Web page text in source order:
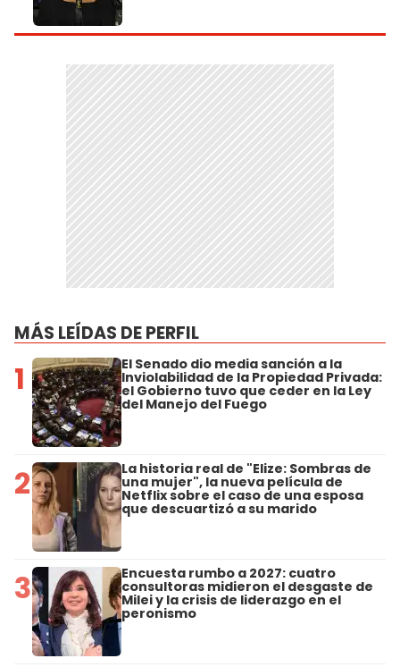
MÁS LEÍDAS DE PERFIL
1 El Senado dio media sanción a la
Inviolabilidad de la Propiedad Privada:
el Gobierno tuvo que ceder en la Ley
del Manejo del Fuego
2 La historia real de "Elize: Sombras de
una mujer", la nueva película de
Netflix sobre el caso de una esposa
que descuartizó a su marido
3 Encuesta rumbo a 2027: cuatro
consultoras midieron el desgaste de
Milei y la crisis de liderazgo en el
peronismo